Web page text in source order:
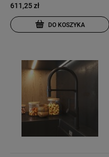
611,25 zł
DO KOSZYKA